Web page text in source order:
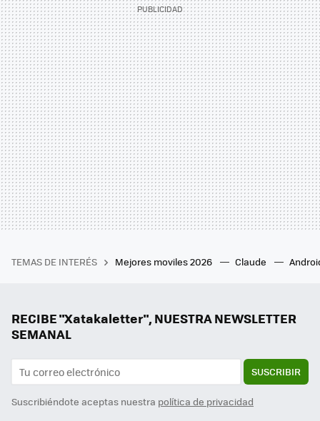
TEMAS DE INTERÉS Mejores moviles 2026 Claude
RECIBE "Xatakaletter", NUESTRA NEWSLETTER
SEMANAL
SUSCRIBIR
Suscribiéndote aceptas nuestra política de privacidad